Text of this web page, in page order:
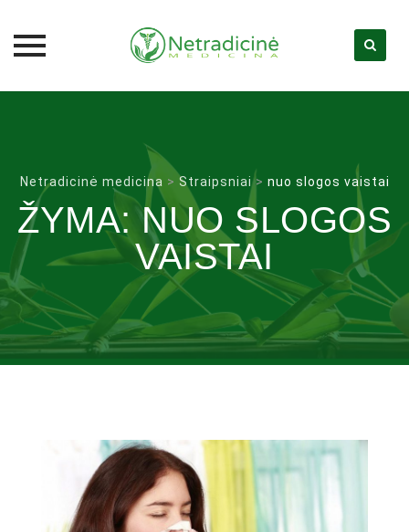
Netradicinė medicina > Straipsniai> nuo slogos vaistai
ŽYMA:NUO SLOGOS
VAISTAI